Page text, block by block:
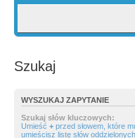
Szukaj
WYSZUKAJ ZAPYTANIE
Szukaj słów kluczowych:
Umieść + przed słowem, które
umieścisz listę słów oddzielonych